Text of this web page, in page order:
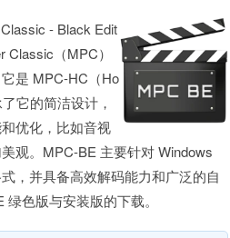
- Black Edit
Classic（MPC）
是 MPC-HC（Ho
它的简洁设计，
优化，比如音视
观。MPC-BE 主要针对 Windows
，并具备高效解码能力和广泛的自
色版与安装版的下载。